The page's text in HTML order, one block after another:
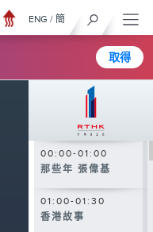
取得
ENG / 簡
00:00-01:00
那些年 張偉基
01:00-01:30
香港故事